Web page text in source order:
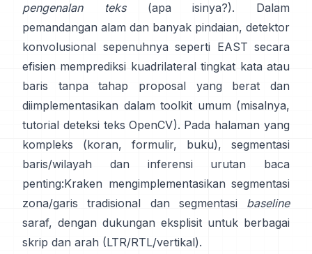
pengenalan teks(apa isinya?). Dalam
pemandangan alam dan banyak pindaian, detektor
konvolusional sepenuhnya seperti EAST secara
efisien memprediksi kuadrilateral tingkat kata atau
baris tanpa tahap proposal yang berat dan
diimplementasikan dalam toolkit umum (misalnya,
tutorial deteksi teks OpenCV). Pada halaman yang
kompleks (koran, formulir, buku), segmentasi
baris/wilayah dan inferensi urutan baca
penting:Kraken mengimplementasikan segmentasi
zona/garis tradisional dan segmentasi baseline
saraf, dengan dukungan eksplisit untuk berbagai
skrip dan arah (LTR/RTL/vertikal).